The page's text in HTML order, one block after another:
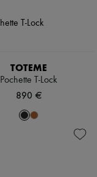
TOTEME
Pochette T-Lock
890 €